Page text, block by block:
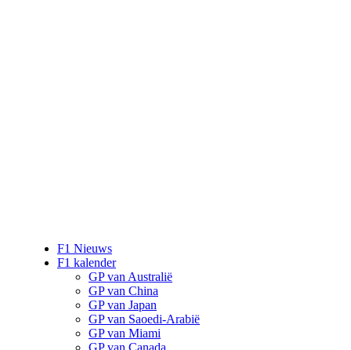
F1 Nieuws
F1 kalender
GP van Australië
GP van China
GP van Japan
GP van Saoedi-Arabië
GP van Miami
GP van Canada